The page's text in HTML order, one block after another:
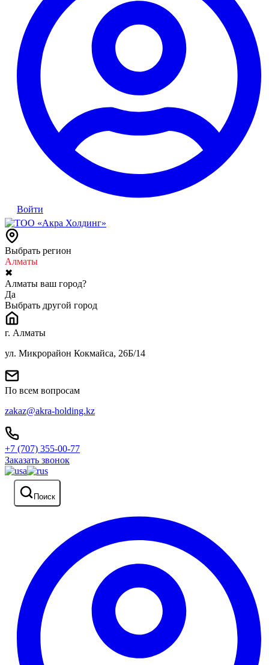
Войти
Выбрать регион
Алматы
✖
Алматы ваш город?
Да
Выбрать другой город
г. Алматы
ул. Микрорайон Кокмайса, 26Б/14
По всем вопросам
zakaz@akra-holding.kz
+7 (707) 355-00-77
Заказать звонок
Поиск